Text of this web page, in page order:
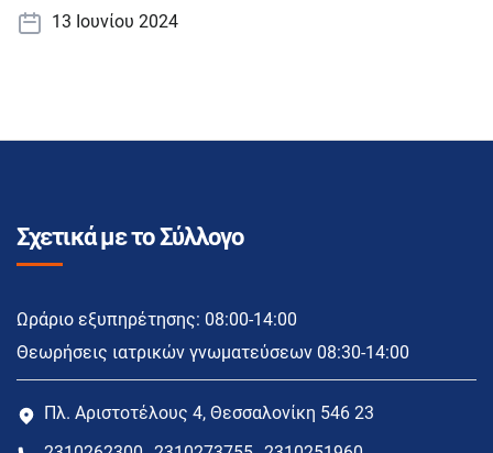
13 Ιουνίου 2024
Σχετικά με το Σύλλογο
Ωράριο εξυπηρέτησης: 08:00-14:00
Θεωρήσεις ιατρικών γνωματεύσεων 08:30-14:00
Πλ. Αριστοτέλους 4, Θεσσαλονίκη 546 23